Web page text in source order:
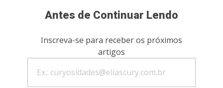
Antes de Continuar Lendo
Inscreva-se para receber os próximos
artigos